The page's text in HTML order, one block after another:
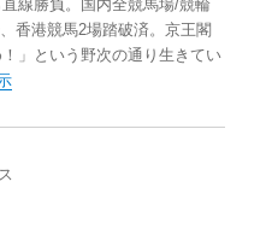
線勝負。国内全競馬場/競輪
香港競馬2場踏破済。京王閣
」という野次の通り生きてい